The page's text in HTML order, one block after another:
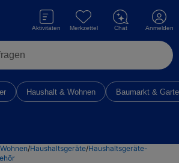
Aktivitäten Merkzettel Chat Anmelden
Haushalt & Wohnen Baumarkt &
/Haushaltsgeräte/Haushaltsgeräte-